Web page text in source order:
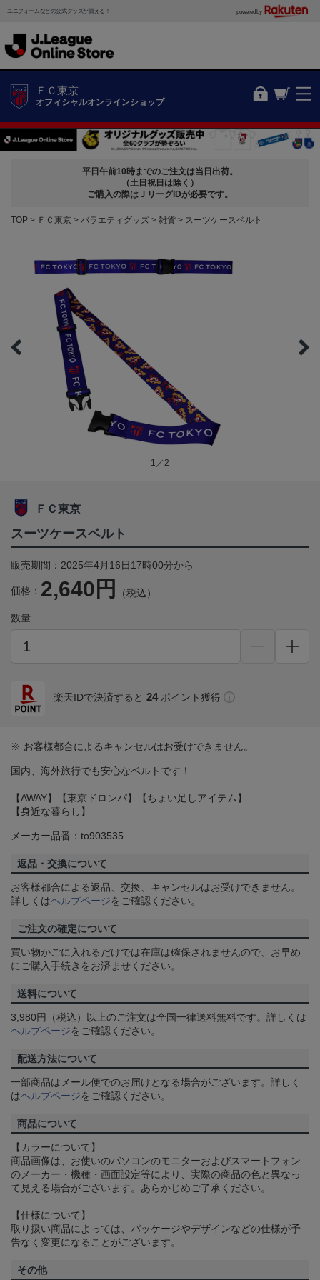
ユニフォームなどの公式グッズが買える！ powered by
ＦＣ東京
オフィシャルオンラインショップ
平日午前10時までのご注文は当日出荷。
（土日祝日は除く）
ご購入の際はＪリーグIDが必要です。
TOP ＦＣ東京 バラエティグッズ 雑貨 スーツケースベルト
1／2
ＦＣ東京
スーツケースベルト
販売期間：2025年4月16日17時00分から
価格： 2,640円 （税込）
数量
楽天IDで決済すると 24 ポイント獲得
※ お客様都合によるキャンセルはお受けできません。
国内、海外旅行でも安心なベルトです！
【AWAY】【東京ドロンパ】【ちょい足しアイテム】
【身近な暮らし】
メーカー品番：to903535
返品・交換について
お客様都合による返品、交換、キャンセルはお受けできません。
詳しくはヘルプページをご確認ください。
ご注文の確定について
買い物かごに入れるだけでは在庫は確保されませんので、お早め
にご購入手続きをお済ませください。
送料について
3,980円（税込）以上のご注文は全国一律送料無料です。詳しくは
ヘルプページをご確認ください。
配送方法について
一部商品はメール便でのお届けとなる場合がございます。詳しく
はヘルプページをご確認ください。
商品について
【カラーについて】
商品画像は、お使いのパソコンのモニターおよびスマートフォン
のメーカー・機種・画面設定等により、実際の商品の色と異なっ
て見える場合がございます。あらかじめご了承ください。
【仕様について】
取り扱い商品によっては、パッケージやデザインなどの仕様が予
告なく変更になることがございます。
その他